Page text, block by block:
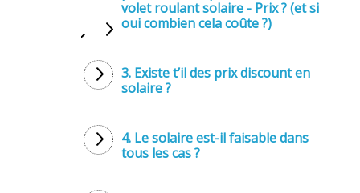
volet roulant solaire - Prix ? (et si
oui combien cela coûte ?)
3. Existe t’il des prix discount en
solaire ?
4. Le solaire est-il faisable dans
tous les cas ?